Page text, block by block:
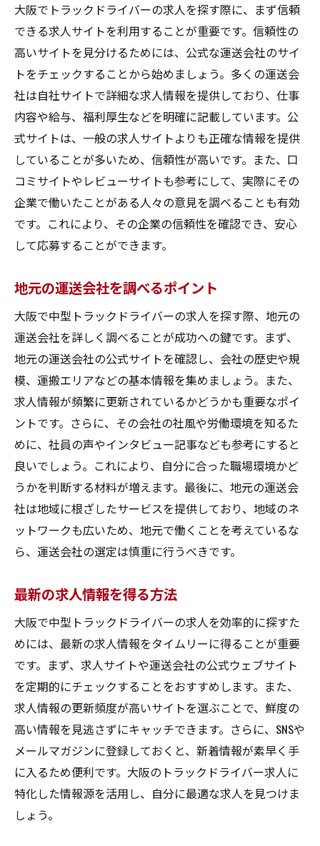
曜日別求人の特徴と選び方
地域別に見る求人情報の違い
最新の募集条件と求められるスキル
応募前に確認すべきポイント
協和運送株式会社の大阪トラックドライバー求
人の魅力
安定した雇用条件とは
充実した福利厚生の内容
働きやすい職場環境の特徴
キャリアアップのチャンス
地域に根ざした安心の職場
応募者から聞いた魅力的なポイント
ける方法
長期的な視点で求人を選ぶ
求人票の読み解き方
安定企業の見極め方
面接で確認すべきポイント
求人情報の収集方法
大阪の運送業界の現状
大阪のトラックドライバー求人応募のポイント
とは
履歴書作成のコツ
応募前に準備するべきこと
ドライバー経験の伝え方
会社に質問すべき事項
応募書類のチェックリスト
協和運送株式会社の大阪求人で福利厚生を確認
健康保険と年金制度の充実度
有給休暇の取りやすさ
育児休暇・介護休暇の制度
資格取得支援制度の内容
大阪でトラックドライバーの求人を探す際に、まず信頼
できる求人サイトを利用することが重要です。信頼性の
高いサイトを見分けるためには、公式な運送会社のサイ
トをチェックすることから始めましょう。多くの運送会
社は自社サイトで詳細な求人情報を提供しており、仕事
内容や給与、福利厚生などを明確に記載しています。公
式サイトは、一般の求人サイトよりも正確な情報を提供
していることが多いため、信頼性が高いです。また、口
コミサイトやレビューサイトも参考にして、実際にその
企業で働いたことがある人々の意見を調べることも有効
です。これにより、その企業の信頼性を確認でき、安心
して応募することができます。
地元の運送会社を調べるポイント
大阪で中型トラックドライバーの求人を探す際、地元の
運送会社を詳しく調べることが成功への鍵です。まず、
地元の運送会社の公式サイトを確認し、会社の歴史や規
模、運搬エリアなどの基本情報を集めましょう。また、
求人情報が頻繁に更新されているかどうかも重要なポイ
ントです。さらに、その会社の社風や労働環境を知るた
めに、社員の声やインタビュー記事なども参考にすると
良いでしょう。これにより、自分に合った職場環境かど
うかを判断する材料が増えます。最後に、地元の運送会
社は地域に根ざしたサービスを提供しており、地域のネ
ットワークも広いため、地元で働くことを考えているな
ら、運送会社の選定は慎重に行うべきです。
最新の求人情報を得る方法
大阪で中型トラックドライバーの求人を効率的に探すた
めには、最新の求人情報をタイムリーに得ることが重要
です。まず、求人サイトや運送会社の公式ウェブサイト
を定期的にチェックすることをおすすめします。また、
求人情報の更新頻度が高いサイトを選ぶことで、鮮度の
高い情報を見逃さずにキャッチできます。さらに、SNSや
メールマガジンに登録しておくと、新着情報が素早く手
に入るため便利です。大阪のトラックドライバー求人に
特化した情報源を活用し、自分に最適な求人を見つけま
しょう。